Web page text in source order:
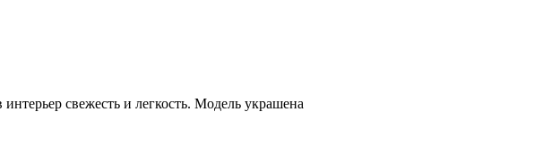
свежесть и легкость. Модель украшена